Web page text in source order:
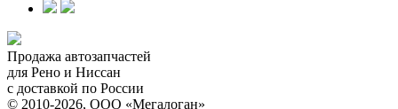
Продажа автозапчастей
для Рено и Ниссан
с доставкой по России
© 2010-2026, ООО «Мегалоган»